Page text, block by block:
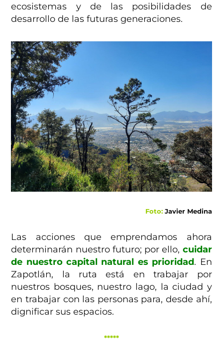
ecosistemas y de las posibilidades de
desarrollo de las futuras generaciones.
Foto:Javier Medina
Las acciones que emprendamos ahora
determinarán nuestro futuro; por ello, cuidar
de nuestro capital natural es prioridad. En
Zapotlán, la ruta está en trabajar por
nuestros bosques, nuestro lago, la ciudad y
en trabajar con las personas para, desde ahí,
dignificar sus espacios.
*****